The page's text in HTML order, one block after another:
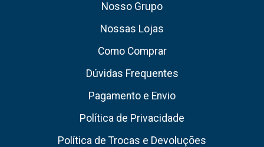
Nosso Grupo
Nossas Lojas
Como Comprar
Dúvidas Frequentes
Pagamento e Envio
Política de Privacidade
Política de Trocas e Devoluções